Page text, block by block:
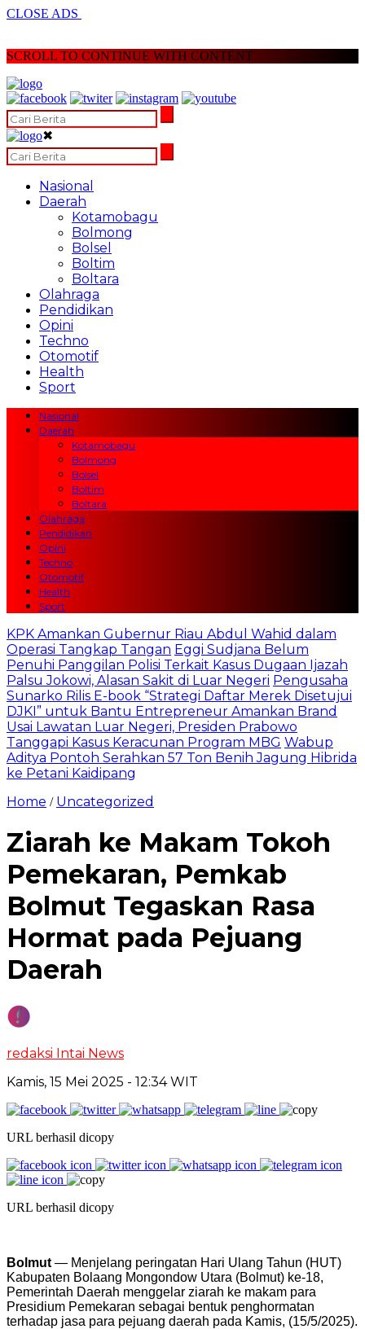
CLOSE ADS
SCROLL TO CONTINUE WITH CONTENT
✖
Nasional
Daerah
Kotamobagu
Bolmong
Bolsel
Boltim
Boltara
Olahraga
Pendidikan
Opini
Techno
Otomotif
Health
Sport
Nasional
Daerah
Kotamobagu
Bolmong
Bolsel
Boltim
Boltara
Olahraga
Pendidikan
Opini
Techno
Otomotif
Health
Sport
KPK Amankan Gubernur Riau Abdul Wahid dalam
Operasi Tangkap Tangan Eggi Sudjana Belum
Penuhi Panggilan Polisi Terkait Kasus Dugaan Ijazah
Palsu Jokowi, Alasan Sakit di Luar Negeri Pengusaha
Sunarko Rilis E-book “Strategi Daftar Merek Disetujui
DJKI” untuk Bantu Entrepreneur Amankan Brand
Usai Lawatan Luar Negeri, Presiden Prabowo
Tanggapi Kasus Keracunan Program MBG Wabup
Aditya Pontoh Serahkan 57 Ton Benih Jagung Hibrida
ke Petani Kaidipang
Home / Uncategorized
Ziarah ke Makam Tokoh
Pemekaran, Pemkab
Bolmut Tegaskan Rasa
Hormat pada Pejuang
Daerah
redaksi Intai News
Kamis, 15 Mei 2025 - 12:34 WIT
URL berhasil dicopy
URL berhasil dicopy
Bolmut — Menjelang peringatan Hari Ulang Tahun (HUT)
Kabupaten Bolaang Mongondow Utara (Bolmut) ke-18,
Pemerintah Daerah menggelar ziarah ke makam para
Presidium Pemekaran sebagai bentuk penghormatan
terhadap jasa para pejuang daerah pada Kamis, (15/5/2025).